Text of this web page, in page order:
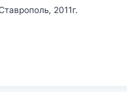
2011г.